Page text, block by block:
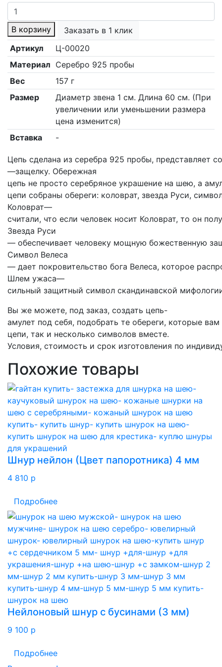
112
970 p.
845 p.
Количество
товара
Цепь
круглая
с
оберегами(1
см)
В корзину
Заказать в 1 клик
Артикул
Ц-00020
Материал Серебро 925 пробы
Вес
157 г
Размер
Диаметр звена 1 см. Длина 60 см. (При
увеличении или уменьшении размера
цена изменится)
Вставка
-
Цепь сделана из серебра 925 пробы, представляет
—защелку. Обережная
цепь не просто серебряное украшение на шею, а
цепи собраны обереги: коловрат, звезда Руси,
Коловрат—
считали, что если человек носит Коловрат, то он
Звезда Руси
— обеспечивает человеку мощную божественную
Символ Велеса
— дает покровительство бога Велеса, которое
Шлем ужаса—
сильный защитный символ скандинавской
Вы же можете, под заказ, создать цепь-
амулет под себя, подобрать те обереги, которые вам
цепи, так и несколько символов вместе.
Условия, стоимость и срок изготовления по
Похожие товары
Шнур нейлон (Цвет папоротника) 4 мм
4 810 p
Подробнее
Нейлоновый шнур с бусинами (3 мм)
9 100 p
Подробнее